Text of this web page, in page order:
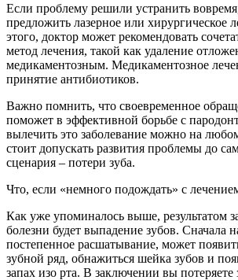
Если проблему решили устранить
предложить лазерное или хирургическое
этого, доктор может рекомендовать
метод лечения, такой как удаление
медикаментозным. Медикаментозное
принятие антибиотиков.
Важно помнить, что своевременное
поможет в эффективной борьбе с
вылечить это заболевание можно на
стоит допускать развития проблемы до
сценария – потери зуба.
Что, если «немного подождать» с
Как уже упоминалось выше, результатом
болезни будет выпадение зубов. Сначала
постепенное расшатывание, может
зубной ряд, обнажиться шейка зубов и
запах изо рта. В заключении вы потеряете